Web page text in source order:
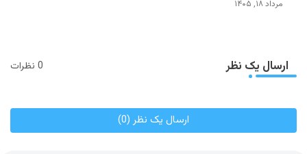
مرداد ۱۸, ۱۴۰۵
ارسال یک نظر 0 نظرات
ارسال یک نظر (0)